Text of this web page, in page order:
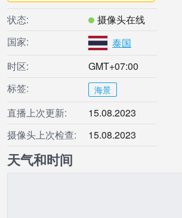
状态:
摄像头在线
国家:
泰国
时区:
GMT+07:00
标签:
海景
直播上次更新:
15.08.2023
摄像头上次检查:
15.08.2023
天气和时间